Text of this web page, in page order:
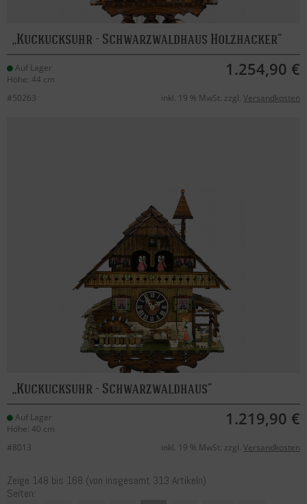
Kuckucksuhr - Schwarzwaldhaus Holzhacker
Auf Lager
Höhe: 44 cm
1.254,90 €
#50263 inkl. 19 % MwSt. zzgl. Versandkosten
Kuckucksuhr - Schwarzwaldhaus
Auf Lager
Höhe: 40 cm
1.219,90 €
#8013 inkl. 19 % MwSt. zzgl. Versandkosten
Zeige 148 bis 168 (von insgesamt 313 Artikeln)
Seiten: